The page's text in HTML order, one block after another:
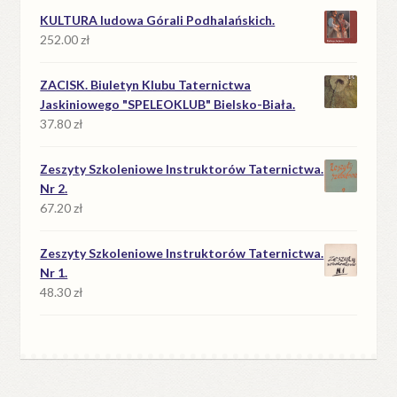
KULTURA ludowa Górali Podhalańskich.
252.00zł
ZACISK. Biuletyn Klubu Taternictwa
Jaskiniowego "SPELEOKLUB" Bielsko-Biała.
37.80zł
Zeszyty Szkoleniowe Instruktorów Taternictwa.
Nr 2.
67.20zł
Zeszyty Szkoleniowe Instruktorów Taternictwa.
Nr 1.
48.30zł